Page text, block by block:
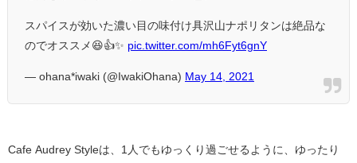
スパイスが効いた濃い目の味付け具沢山ナポリタンは絶品な
のでオススメ😆👍✨ pic.twitter.com/mh6Fyt6gnY
— ohana*iwaki (@IwakiOhana) May 14, 2021
Cafe Audrey Styleは、1人でもゆっくり過ごせるように、ゆったり